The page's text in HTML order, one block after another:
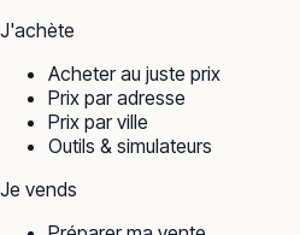
J'achète
Acheter au juste prix
Prix par adresse
Prix par ville
Outils & simulateurs
Je vends